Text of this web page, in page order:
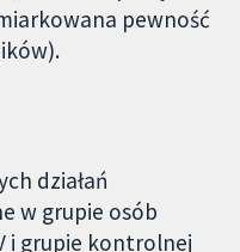
pewność
działań
w grupie osób
i grupie kontrolnej